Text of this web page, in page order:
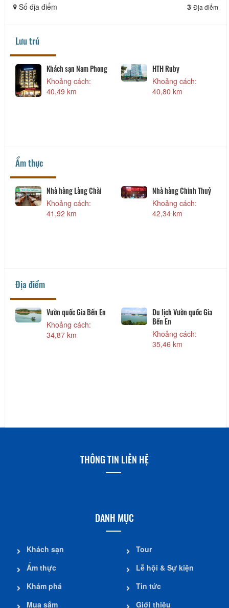
Số địa điểm 3 Địa điểm
Lưu trú
Khách sạn Nam Phong
Khoảng cách:
40,49 km
HTH Ruby
Khoảng cách:
40,80 km
Ẩm thực
Nhà hàng Làng Chài
Khoảng cách:
41,92 km
Nhà hàng Chinh Thuỷ
Khoảng cách:
42,34 km
Địa điểm
Vườn quốc Gia Bến En
Khoảng cách:
34,87 km
Du lịch Vườn quốc Gia
Bến En
Khoảng cách:
35,46 km
THÔNG TIN LIÊN HỆ
DANH MỤC
Khách sạn
Ẩm thực
Khám phá
Mua sắm
Tour
Lễ hội & Sự kiện
Tin tức
Giới thiệu